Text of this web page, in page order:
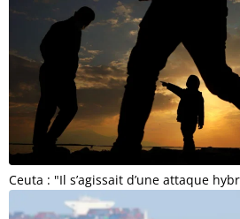
Ceuta : "Il s’agissait d’une attaque